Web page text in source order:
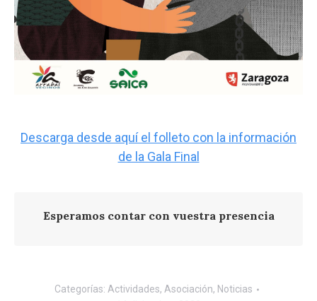
Descarga desde aquí el folleto con la información
de la Gala Final
Esperamos contar con vuestra presencia
Categorías: Actividades, Asociación, Noticias